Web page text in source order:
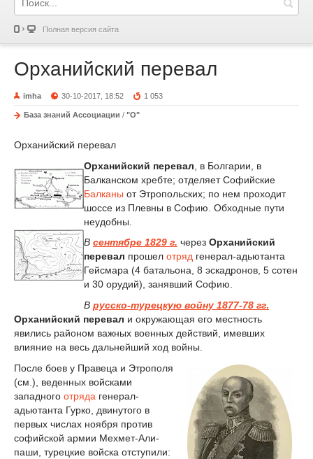
Полная версия сайта
Орханийский перевал
imha 30-10-2017, 18:52 1 053
База знаний Ассоциации / "О"
Орханийский перевал
Орханийский перевал , в Болгарии, в
Балканском хребте; отделяет Софийские
Балканы от Этропольских; по нем проходит
шоссе из Плевны в Софию. Обходные пути
неудобны.
В сентябре 1829 г. через Орханийский
перевал прошел отряд генерал-адьютанта
Гейсмара (4 батальона, 8 эскадронов, 5 сотен
и 30 орудий), занявший Софию.
В русско-турецкую войну 1877-78 гг.
Орханийский перевал и окружающая его местность
явились районом важных военных действий, имевших
влияние на весь дальнейший ход войны.
После боев у Правеца и Этрополя
(см.), веденных войсками
западного отряда генерал-
адьютанта Гурко, двинутого в
первых числах ноября против
софийской армии Мехмет-Али-
паши, турецкие войска отступили: